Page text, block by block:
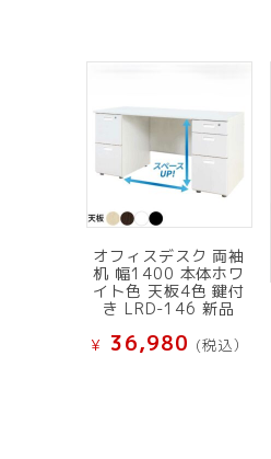
オフィスデスク 両袖
机 幅1400 本体ホワ
イト色 天板4色 鍵付
き LRD-146 新品
¥ 36,980 (税込）